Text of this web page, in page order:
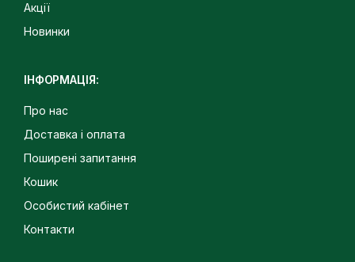
Акції
Новинки
ІНФОРМАЦІЯ:
Про нас
Доставка і оплата
Поширені запитання
Кошик
Особистий кабінет
Контакти